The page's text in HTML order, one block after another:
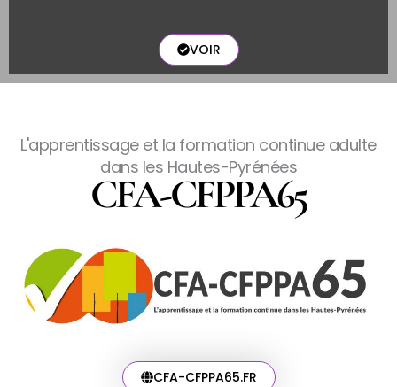
VOIR
L'apprentissage et la formation continue adulte
dans les Hautes-Pyrénées
CFA-CFPPA65
CFA-CFPPA65.FR